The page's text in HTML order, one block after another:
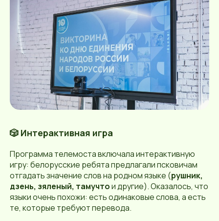
🎲 Интерактивная игра
Программа телемоста включала интерактивную
игру: белорусские ребята предлагали псковичам
отгадать значение слов на родном языке (рушник,
дзень, зяленый, тамучтои другие). Оказалось, что
языки очень похожи: есть одинаковые слова, а есть
те, которые требуют перевода.